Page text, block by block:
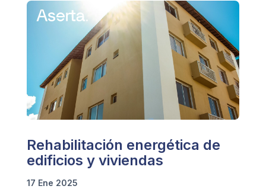
Rehabilitación energética de
edificios y viviendas
17 Ene 2025